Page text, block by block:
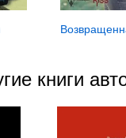
книги